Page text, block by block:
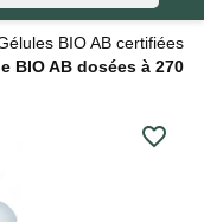
BIO AB certifiées
BIO AB dosées à 270
favorite_border